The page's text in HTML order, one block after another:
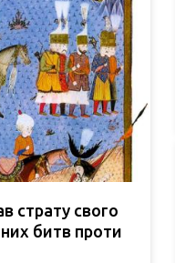
страту свого
битв проти